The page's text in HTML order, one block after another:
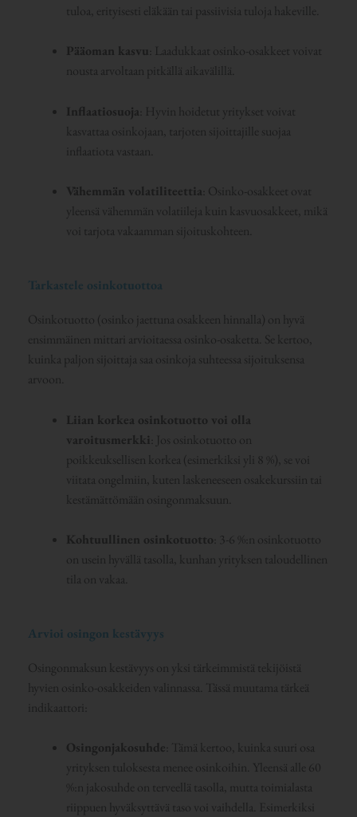
tuloa, erityisesti eläkään tai passiivisia tuloja hakeville.
Pääoman kasvu : Laadukkaat osinko-osakkeet voivat
nousta arvoltaan pitkällä aikavälillä.
Inflaatiosuoja : Hyvin hoidetut yritykset voivat
kasvattaa osinkojaan, tarjoten sijoittajille suojaa
inflaatiota vastaan.
Vähemmän volatiliteettia : Osinko-osakkeet ovat
yleensä vähemmän volatiileja kuin kasvuosakkeet, mikä
voi tarjota vakaamman sijoituskohteen.
Tarkastele osinkotuottoa
Osinkotuotto (osinko jaettuna osakkeen hinnalla) on hyvä
ensimmäinen mittari arvioitaessa osinko-osaketta. Se kertoo,
kuinka paljon sijoittaja saa osinkoja suhteessa sijoituksensa
arvoon.
Liian korkea osinkotuotto voi olla
varoitusmerkki : Jos osinkotuotto on
poikkeuksellisen korkea (esimerkiksi yli 8 %), se voi
viitata ongelmiin, kuten laskeneeseen osakekurssiin tai
kestämättömään osingonmaksuun.
Kohtuullinen osinkotuotto : 3-6 %:n osinkotuotto
on usein hyvällä tasolla, kunhan yrityksen taloudellinen
tila on vakaa.
Arvioi osingon kestävyys
Osingonmaksun kestävyys on yksi tärkeimmistä tekijöistä
hyvien osinko-osakkeiden valinnassa. Tässä muutama tärkeä
indikaattori:
Osingonjakosuhde : Tämä kertoo, kuinka suuri osa
yrityksen tuloksesta menee osinkoihin. Yleensä alle 60
%:n jakosuhde on terveellä tasolla, mutta toimialasta
riippuen hyväksyttävä taso voi vaihdella. Esimerkiksi